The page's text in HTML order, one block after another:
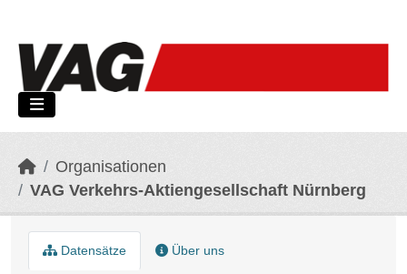
Organisationen
VAG Verkehrs-Aktiengesellschaft Nürnberg
Datensätze Über uns